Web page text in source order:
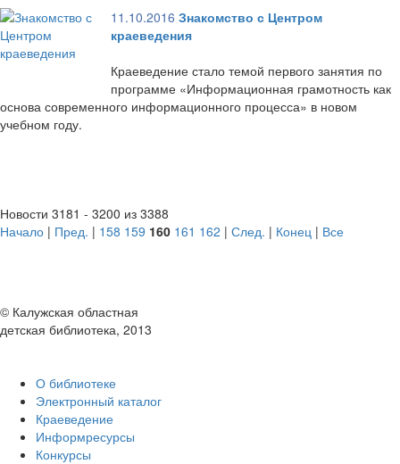
11.10.2016 Знакомство с Центром
краеведения
Краеведение стало темой первого занятия по
программе «Информационная грамотность как
основа современного информационного процесса» в новом
учебном году.
Новости 3181 - 3200 из 3388
Начало | Пред. | 158 159 160 161 162 | След. | Конец | Все
© Калужская областная
детская библиотека, 2013
О библиотеке
Электронный каталог
Краеведение
Информресурсы
Конкурсы